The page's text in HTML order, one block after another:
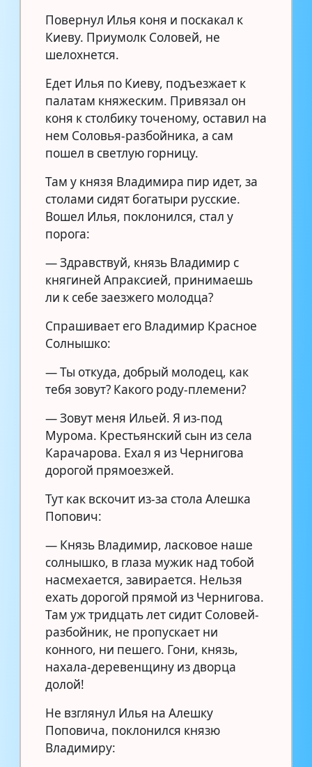
Повернул Илья коня и поскакал к
Киеву. Приумолк Соловей, не
шелохнется.
Едет Илья по Киеву, подъезжает к
палатам княжеским. Привязал он
коня к столбику точеному, оставил на
нем Соловья-разбойника, а сам
пошел в светлую горницу.
Там у князя Владимира пир идет, за
столами сидят богатыри русские.
Вошел Илья, поклонился, стал у
порога:
— Здравствуй, князь Владимир с
княгиней Апраксией, принимаешь
ли к себе заезжего молодца?
Спрашивает его Владимир Красное
Солнышко:
— Ты откуда, добрый молодец, как
тебя зовут? Какого роду-племени?
— Зовут меня Ильей. Я из-под
Мурома. Крестьянский сын из села
Карачарова. Ехал я из Чернигова
дорогой прямоезжей.
Тут как вскочит из-за стола Алешка
Попович:
— Князь Владимир, ласковое наше
солнышко, в глаза мужик над тобой
насмехается, завирается. Нельзя
ехать дорогой прямой из Чернигова.
Там уж тридцать лет сидит Соловей-
разбойник, не пропускает ни
конного, ни пешего. Гони, князь,
нахала-деревенщину из дворца
долой!
Не взглянул Илья на Алешку
Поповича, поклонился князю
Владимиру: